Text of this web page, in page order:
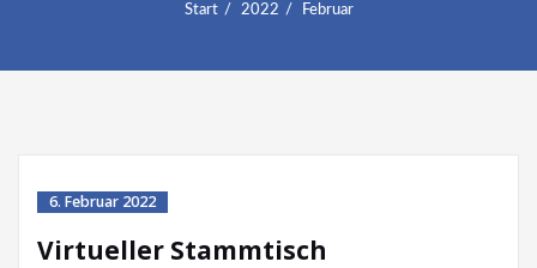
Start 2022 Februar
6. Februar 2022
Virtueller Stammtisch